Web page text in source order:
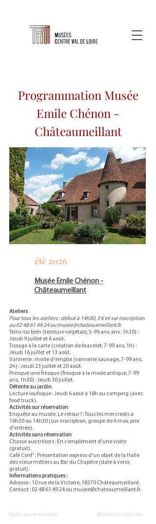
Programmation Musée
Emile Chénon -
Châteaumeillant
été 2026
Musée Emile Chénon -
Châteaumeillant
Ateliers
Pour tous les ateliers : début à 14h30, 3 € et sur inscription
au02 48 61 49 24oumusee@chateaumeillant.fr.
Teins-toi bien (teinture végétale, 5-99 ans, env. 1h30) :
Jeudi 9 juillet et 6 août.
Tissage à la carte (création de bracelet, 7-99 ans, 1h) :
Jeudi 16 juillet et 13 août.
Vannerie : mode d'emploi (vannerie sauvage, 7-99 ans,
2h) : Jeudi 23 juillet et 20 août.
Presque une fresque (fresque à la mode antique, 7-99
ans, 1h30) : Jeudi 30 juillet.
Détente au jardin
Lecture loufoque : Jeudi 6 août à 18h au camping (avec
food truck).
Activités sur réservation
Enquête au musée. Le retour ! : Tous les mercredis à
10h30 ou 14h30 (sur inscription, groupe de 6 max, prix
d'entrée).
Activités sans réservation
Chasse aux trésors : En complément d'une visite
(gratuit).
Café Conf' : Présentation express d'un objet de la Halle
des vieux métiers au Bar du Chapitre (date à venir,
gratuit).
Informations pratiques :
Adresse : 10 rue de la Victoire, 18370 Châteaumeillant.
Contact : 02 48 61 49 24 ou musee@chateaumeillant.fr.
Noticias anteriores Próximas noticias